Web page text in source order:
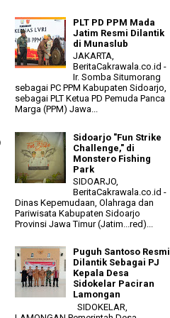
PLT PD PPM Mada
Jatim Resmi Dilantik
di Munaslub
JAKARTA,
BeritaCakrawala.co.id -
Ir. Somba Situmorang
sebagai PC PPM Kabupaten Sidoarjo,
sebagai PLT Ketua PD Pemuda Panca
Marga (PPM) Jawa...
Sidoarjo "Fun Strike
Challenge," di
Monstero Fishing
Park
SIDOARJO,
BeritaCakrawala.co.id -
Dinas Kepemudaan, Olahraga dan
Pariwisata Kabupaten Sidoarjo
Provinsi Jawa Timur (Jatim...red)...
Puguh Santoso Resmi
Dilantik Sebagai PJ
Kepala Desa
Sidokelar Paciran
Lamongan
SIDOKELAR,